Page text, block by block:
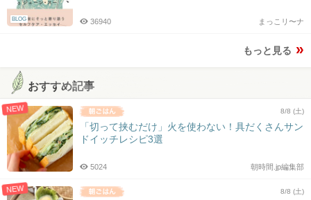
BLOG まっこリ〜ナ
36940
もっと見る
おすすめ記事
NEW 8/8 (土)
「切って挟むだけ」火を使わない！具だくさんサン
ドイッチレシピ3選
朝時間.jp編集部
5024
NEW 8/8 (土)